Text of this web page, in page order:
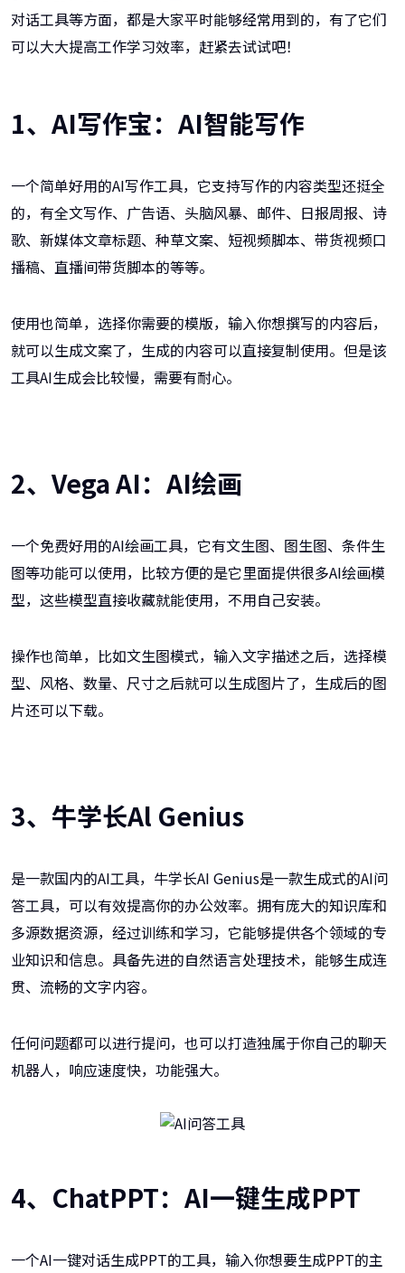
对话工具等方面，都是大家平时能够经常用到的，有了它们
可以大大提高工作学习效率，赶紧去试试吧！
1、AI写作宝：AI智能写作
一个简单好用的AI写作工具，它支持写作的内容类型还挺全
的，有全文写作、广告语、头脑风暴、邮件、日报周报、诗
歌、新媒体文章标题、种草文案、短视频脚本、带货视频口
播稿、直播间带货脚本的等等。
使用也简单，选择你需要的模版，输入你想撰写的内容后，
就可以生成文案了，生成的内容可以直接复制使用。但是该
工具AI生成会比较慢，需要有耐心。
2、Vega AI：AI绘画
一个免费好用的AI绘画工具，它有文生图、图生图、条件生
图等功能可以使用，比较方便的是它里面提供很多AI绘画模
型，这些模型直接收藏就能使用，不用自己安装。
操作也简单，比如文生图模式，输入文字描述之后，选择模
型、风格、数量、尺寸之后就可以生成图片了，生成后的图
片还可以下载。
3、牛学长Al Genius
是一款国内的AI工具，牛学长AI Genius是一款生成式的AI问
答工具，可以有效提高你的办公效率。拥有庞大的知识库和
多源数据资源，经过训练和学习，它能够提供各个领域的专
业知识和信息。具备先进的自然语言处理技术，能够生成连
贯、流畅的文字内容。
任何问题都可以进行提问，也可以打造独属于你自己的聊天
机器人，响应速度快，功能强大。
4、ChatPPT：AI一键生成PPT
一个AI一键对话生成PPT的工具，输入你想要生成PPT的主